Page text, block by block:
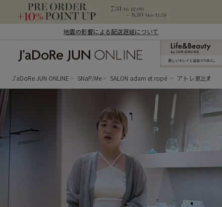
地震の影響による配送遅延について
ン オンライン）
新しいキレイと出合うために。
J'aDoRe JUN ONLINE SNaP/Me SALON adam et ropé アトレ恵比寿